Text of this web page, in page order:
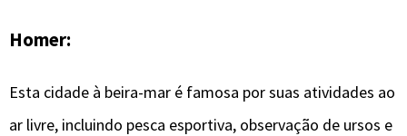
Homer:
Esta cidade à beira-mar é famosa por suas atividades ao
ar livre, incluindo pesca esportiva, observação de ursos e